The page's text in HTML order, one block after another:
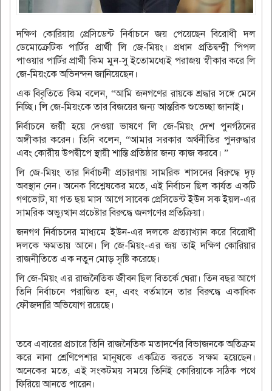
দক্ষিণ কোরিয়ায় প্রেসিডেন্ট নির্বাচনে জয় পেয়েছেন বিরোধী দল
ডেমোক্রেটিক পার্টির প্রার্থী লি জে-মিয়ং। প্রধান প্রতিদ্বন্দ্বী পিপল
পাওয়ার পার্টির প্রার্থী কিম মুন-সু ইতোমধ্যেই পরাজয় স্বীকার করে লি
জে-মিয়ংকে অভিনন্দন জানিয়েছেন।
এক বিবৃতিতে কিম বলেন, “আমি জনগণের রায়কে শ্রদ্ধার সঙ্গে মেনে
নিচ্ছি। লি জে-মিয়ংকে তার বিজয়ের জন্য আন্তরিক শুভেচ্ছা জানাই।
নির্বাচনে জয়ী হয়ে দেওয়া ভাষণে লি জে-মিয়ং দেশ পুনর্গঠনের
অঙ্গীকার করেন। তিনি বলেন, “আমার সরকার অর্থনীতির পুনরুদ্ধার
এবং কোরীয় উপদ্বীপে স্থায়ী শান্তি প্রতিষ্ঠার জন্য কাজ করবে। ”
লি জে-মিয়ং তার নির্বাচনী প্রচারণায় সামরিক শাসনের বিরুদ্ধে দৃঢ়
অবস্থান নেন। অনেক বিশ্লেষকের মতে, এই নির্বাচন ছিল কার্যত একটি
গণভোট, যা গত ছয় মাস আগে সাবেক প্রেসিডেন্ট ইউন সক ইয়ল-এর
সামরিক অভ্যুত্থান প্রচেষ্টার বিরুদ্ধে জনগণের প্রতিক্রিয়া।
জনগণ নির্বাচনের মাধ্যমে ইউন-এর দলকে প্রত্যাখ্যান করে বিরোধী
দলকে ক্ষমতায় আনে। লি জে-মিয়ং-এর জয় তাই দক্ষিণ কোরিয়ার
রাজনীতিতে এক নতুন মোড় সৃষ্টি করেছে।
লি জে-মিয়ং এর রাজনৈতিক জীবন ছিল বিতর্কে ঘেরা। তিন বছর আগে
তিনি নির্বাচনে পরাজিত হন, এবং বর্তমানে তার বিরুদ্ধে একাধিক
ফৌজদারি অভিযোগ রয়েছে।
তবে এবারের প্রচারে তিনি রাজনৈতিক মতাদর্শের বিভাজনকে অতিক্রম
করে নানা শ্রেণিপেশার মানুষকে একত্রিত করতে সক্ষম হয়েছেন।
অনেকের মতে, এই সংকটময় সময়ে তিনিই কোরিয়াকে সঠিক পথে
ফিরিয়ে আনতে পারেন।